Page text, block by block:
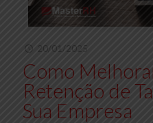
20/01/2025
Como
Retenção de
Sua Empresa